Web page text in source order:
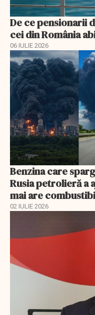
De ce pensionarii
cei din România
06 IULIE 2026
Benzina care
Rusia petrolieră a
mai are
02 IULIE 2026